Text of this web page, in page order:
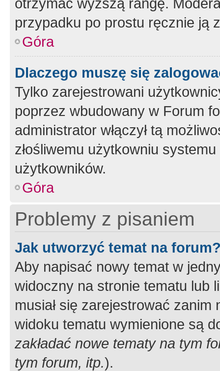
przypadku po prostu ręcznie ją
Góra
Dlaczego muszę się
Tylko zarejestrowani
poprzez wbudowany w Forum
administrator włączył tą
złośliwemu użytkowniu
użytkowników.
Góra
Problemy z pisaniem
Jak utworzyć temat na
Aby napisać nowy temat w
widoczny na stronie tematu lub
musiał się zarejestrować
widoku tematu wymienione są
zakładać nowe tematy na tym
tym forum, itp.).